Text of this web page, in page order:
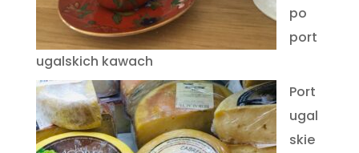
po
port
ugalskich kawach
Port
ugal
skie